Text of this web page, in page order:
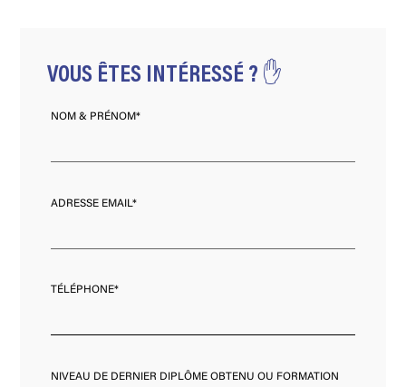
VOUS ÊTES INTÉRESSÉ ? ✋
NOM & PRÉNOM*
ADRESSE EMAIL*
TÉLÉPHONE*
NIVEAU DE DERNIER DIPLÔME OBTENU OU FORMATION